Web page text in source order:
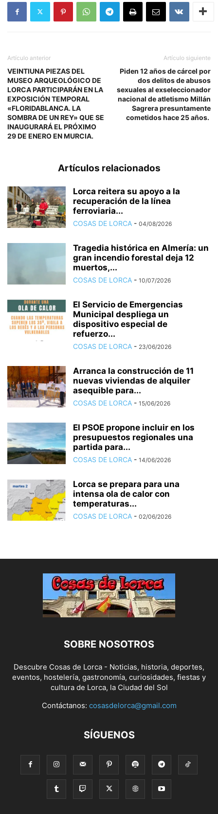
Artículo anterior
VEINTIUNA PIEZAS DEL
MUSEO ARQUEOLÓGICO DE
LORCA PARTICIPARÁN EN LA
EXPOSICIÓN TEMPORAL
«FLORIDABLANCA. LA
SOMBRA DE UN REY» QUE SE
INAUGURARÁ EL PRÓXIMO
29 DE ENERO EN MURCIA.
Artículo siguiente
Piden 12 años de cárcel por
dos delitos de abusos
sexuales al exseleccionador
nacional de atletismo Millán
Sagrera presuntamente
cometidos hace 25 años.
Artículos relacionados
Lorca reitera su apoyo a la
recuperación de la línea
ferroviaria...
COSAS DE LORCA - 04/08/2026
Tragedia histórica en Almería: un
gran incendio forestal deja 12
muertos,...
COSAS DE LORCA - 10/07/2026
El Servicio de Emergencias
Municipal despliega un
dispositivo especial de
refuerzo...
COSAS DE LORCA - 23/06/2026
Arranca la construcción de 11
nuevas viviendas de alquiler
asequible para...
COSAS DE LORCA - 15/06/2026
El PSOE propone incluir en los
presupuestos regionales una
partida para...
COSAS DE LORCA - 14/06/2026
Lorca se prepara para una
intensa ola de calor con
temperaturas...
COSAS DE LORCA - 02/06/2026
SOBRE NOSOTROS
Descubre Cosas de Lorca - Noticias, historia, deportes,
eventos, hostelería, gastronomía, curiosidades, fiestas y
cultura de Lorca, la Ciudad del Sol
Contáctanos: cosasdelorca@gmail.com
SÍGUENOS